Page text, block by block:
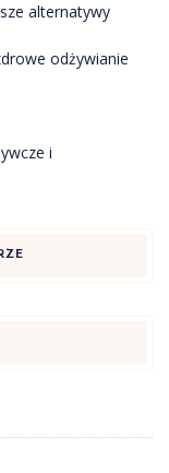
alternatywy
odżywianie
i